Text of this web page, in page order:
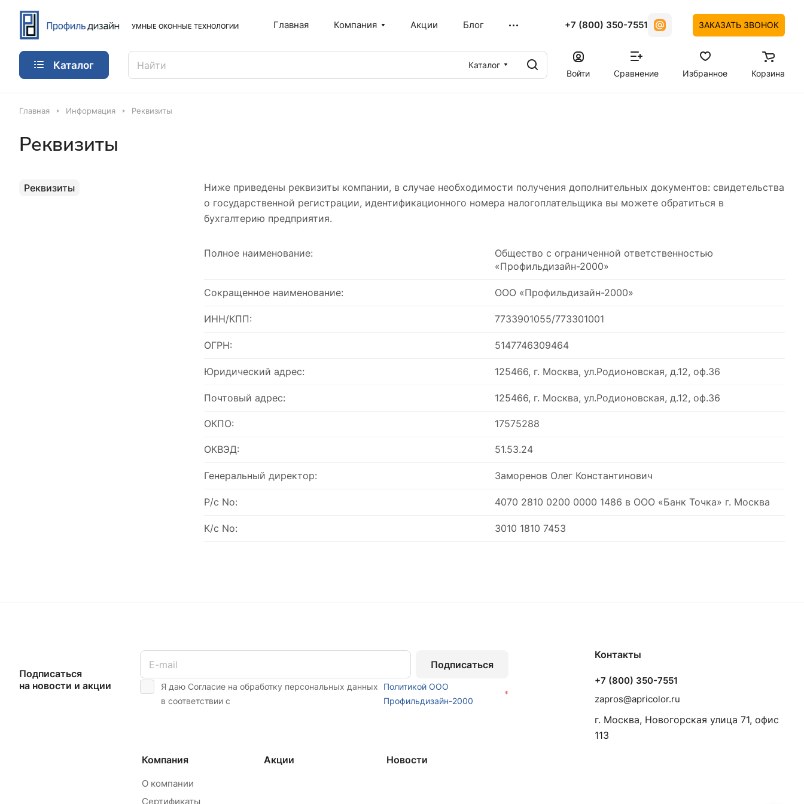
УМНЫЕ ОКОННЫЕ ТЕХНОЛОГИИ Главная Компания Акции Блог +7 (800) 350-7551 ЗАКАЗАТЬ ЗВОНОК
Каталог
Каталог
Войти
Сравнение Избранное Корзина
Главная Информация Реквизиты
Реквизиты
Ниже приведены реквизиты компании, в случае необходимости получения дополнительных документов: свидетельства
о государственной регистрации, идентификационного номера налогоплательщика вы можете обратиться в
бухгалтерию предприятия.
Полное наименование:
Общество с ограниченной ответственностью
«Профильдизайн-2000»
Сокращенное наименование: ООО «Профильдизайн-2000»
ИНН/КПП: 7733901055/773301001
ОГРН: 5147746309464
Юридический адрес: 125466, г. Москва, ул.Родионовская, д.12, оф.36
Почтовый адрес: 125466, г. Москва, ул.Родионовская, д.12, оф.36
ОКПО: 17575288
ОКВЭД: 51.53.24
Генеральный директор: Заморенов Олег Константинович
Р/с No: 4070 2810 0200 0000 1486 в OOО «Банк Точка» г. Москва
К/с No: 3010 1810 7453
Реквизиты
Подписаться
на новости и акции
Подписаться
Я даю Согласие на обработку персональных данных
в соответствии с
Политикой ООО
Профильдизайн-2000
*
Компания
О компании
Сертификаты
Акции Новости
Контакты
+7 (800) 350-7551
zapros@apricolor.ru
г. Москва, Новогорская улица 71, офис
113